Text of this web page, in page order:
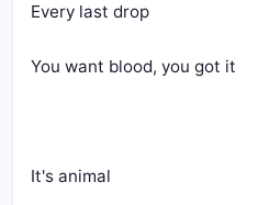
Every last drop
You want blood, you got it
It's animal